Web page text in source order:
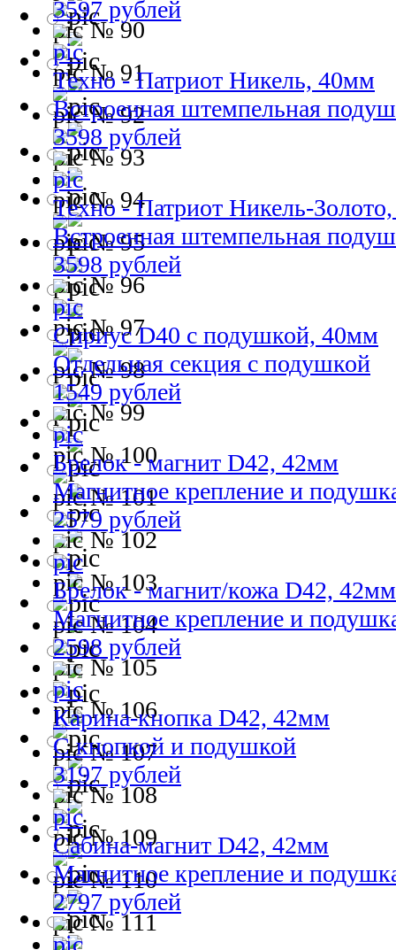
№ 90
№ 91
№ 92
№ 93
№ 94
№ 95
№ 96
№ 97
№ 98
№ 99
№ 100
№ 101
№ 102
№ 103
№ 104
№ 105
№ 106
№ 107
№ 108
№ 109
№ 110
№ 111
3597 рублей
Техно - Патриот Никель, 40мм
Встроенная штемпельная
3598 рублей
Техно - Патриот Никель-
Встроенная штемпельная
3598 рублей
Сириус D40 с подушкой, 40мм
Отдельная секция с подушкой
1549 рублей
Брелок - магнит D42, 42мм
Магнитное крепление и
2579 рублей
Брелок - магнит/кожа D42, 42мм
Магнитное крепление и
2598 рублей
Карина-кнопка D42, 42мм
С кнопкой и подушкой
3197 рублей
Сабина-магнит D42, 42мм
Магнитное крепление и
2797 рублей